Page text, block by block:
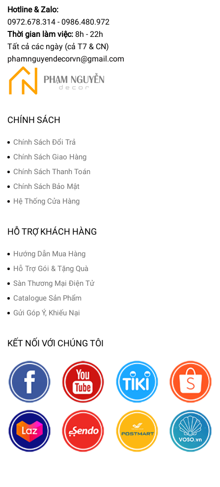
Hotline & Zalo:
0972.678.314 - 0986.480.972
Thời gian làm việc: 8h - 22h
Tất cả các ngày (cả T7 & CN)
phamnguyendecorvn@gmail.com
CHÍNH SÁCH
Chính Sách Đổi Trả
Chính Sách Giao Hàng
Chính Sách Thanh Toán
Chính Sách Bảo Mật
Hệ Thống Cửa Hàng
HỖ TRỢ KHÁCH HÀNG
Hướng Dẫn Mua Hàng
Hỗ Trợ Gói & Tặng Quà
Sàn Thương Mại Điện Tử
Catalogue Sản Phẩm
Gửi Góp Ý, Khiếu Nại
KẾT NỐI VỚI CHÚNG TÔI